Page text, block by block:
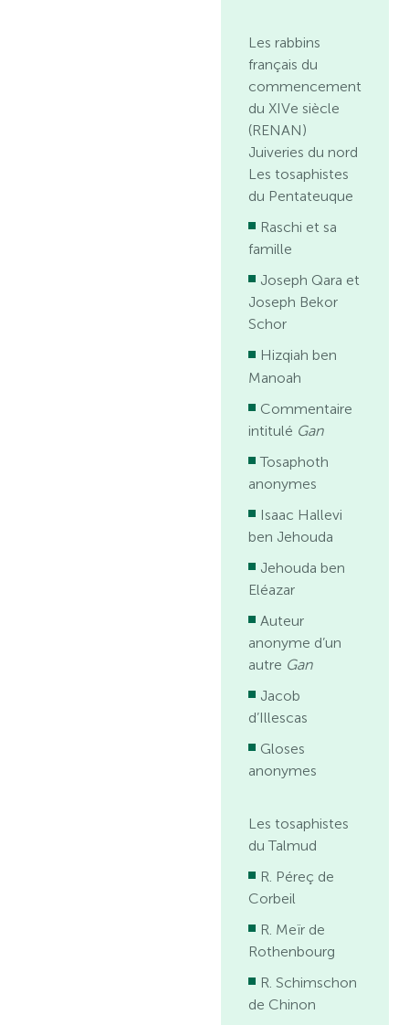
Les rabbins
français du
commencement
du XIVe siècle
(RENAN)
Juiveries du nord
Les tosaphistes
du Pentateuque
Raschi et sa
famille
Joseph Qara et
Joseph Bekor
Schor
Hizqiah ben
Manoah
Commentaire
intitulé Gan
Tosaphoth
anonymes
Isaac Hallevi
ben Jehouda
Jehouda ben
Eléazar
Auteur
anonyme d’un
autre Gan
Jacob
d’Illescas
Gloses
anonymes
Les tosaphistes
du Talmud
R. Péreç de
Corbeil
R. Meïr de
Rothenbourg
R. Schimschon
de Chinon